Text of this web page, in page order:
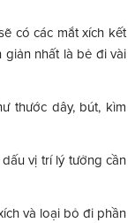
có các mắt xích kết
giản nhất là bẻ đi vài
thước dây, bút, kìm
vị trí lý tưởng cần
và loại bỏ đi phần